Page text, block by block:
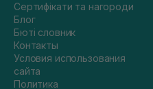
Сертифікати та нагороди
Блог
Бюті словник
Контакты
Условия использования
сайта
Политика